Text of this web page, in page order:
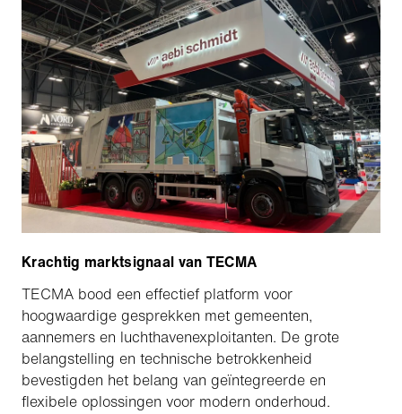
Krachtig marktsignaal van TECMA
TECMA bood een effectief platform voor
hoogwaardige gesprekken met gemeenten,
aannemers en luchthavenexploitanten. De grote
belangstelling en technische betrokkenheid
bevestigden het belang van geïntegreerde en
flexibele oplossingen voor modern onderhoud.